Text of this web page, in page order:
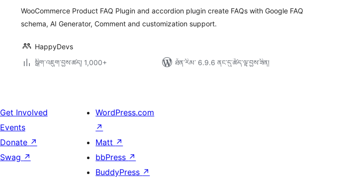
ཚང་།
WooCommerce Product FAQ Plugin and accordion plugin create FAQs with Google FAQ
schema, AI Generator, Comment and customization support.
HappyDevs
སྒྲིག་འཇུག་བྱས་ཚད། 1,000+
ཐོན་རིམ་ 6.9.6 ནང་དུ་ཚོད་ལྟ་བྱས་ཟིན།
Get Involved
Events
Donate ↗
Swag ↗
WordPress.com
↗
Matt ↗
bbPress ↗
BuddyPress ↗